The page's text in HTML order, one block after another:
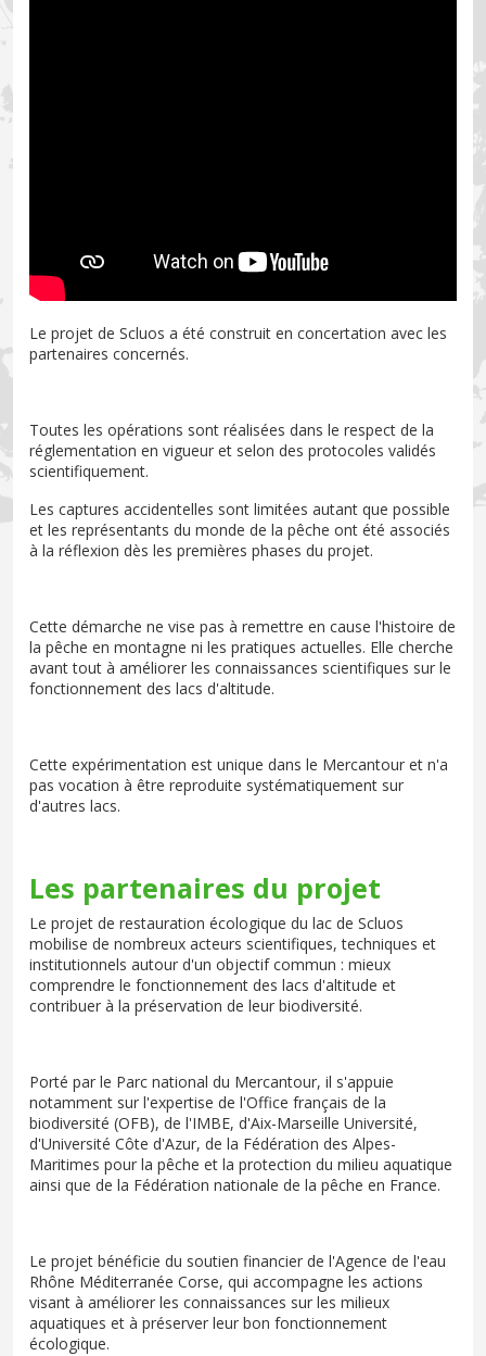
Le projet de Scluos a été construit en concertation avec les
partenaires concernés.
Toutes les opérations sont réalisées dans le respect de la
réglementation en vigueur et selon des protocoles validés
scientifiquement.
Les captures accidentelles sont limitées autant que possible
et les représentants du monde de la pêche ont été associés
à la réflexion dès les premières phases du projet.
Cette démarche ne vise pas à remettre en cause l'histoire de
la pêche en montagne ni les pratiques actuelles. Elle cherche
avant tout à améliorer les connaissances scientifiques sur le
fonctionnement des lacs d'altitude.
Cette expérimentation est unique dans le Mercantour et n'a
pas vocation à être reproduite systématiquement sur
d'autres lacs.
Les partenaires du projet
Le projet de restauration écologique du lac de Scluos
mobilise de nombreux acteurs scientifiques, techniques et
institutionnels autour d'un objectif commun : mieux
comprendre le fonctionnement des lacs d'altitude et
contribuer à la préservation de leur biodiversité.
Porté par le Parc national du Mercantour, il s'appuie
notamment sur l'expertise de l'Office français de la
biodiversité (OFB), de l'IMBE, d'Aix-Marseille Université,
d'Université Côte d'Azur, de la Fédération des Alpes-
Maritimes pour la pêche et la protection du milieu aquatique
ainsi que de la Fédération nationale de la pêche en France.
Le projet bénéficie du soutien financier de l'Agence de l'eau
Rhône Méditerranée Corse, qui accompagne les actions
visant à améliorer les connaissances sur les milieux
aquatiques et à préserver leur bon fonctionnement
écologique.